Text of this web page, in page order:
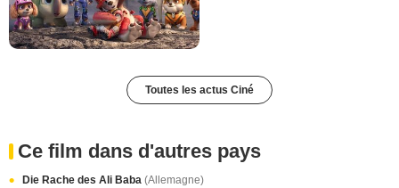
Toutes les actus Ciné
Ce film dans d'autres pays
Die Rache des Ali Baba (Allemagne)